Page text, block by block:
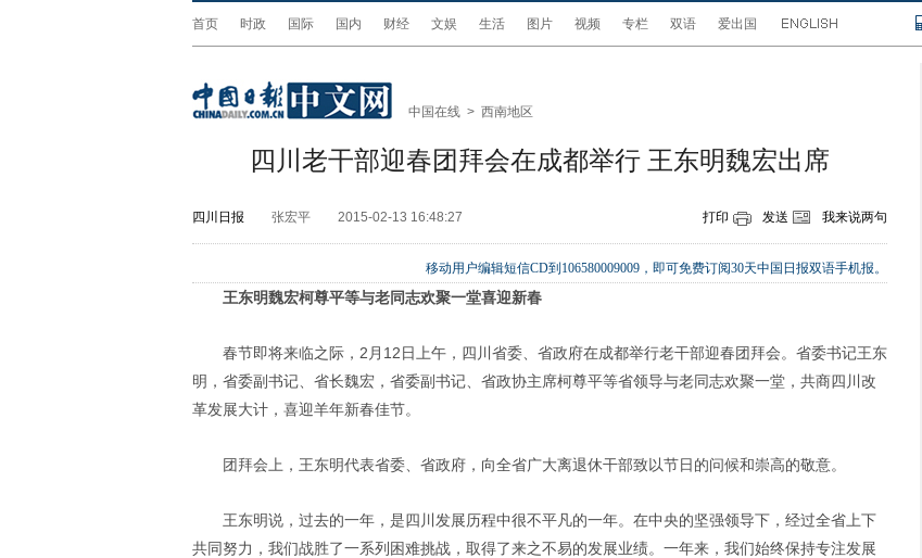
首页 时政 国际 国内 财经 文娱 生活 图片 视频 专栏 双语 爱出国
中国在线 > 西南地区
四川老干部迎春团拜会在成都举行 王东明魏宏出席
四川日报 张宏平 2015-02-13 16:48:27 打印 发送 我来说两句
移动用户编辑短信CD到106580009009，即可免费订阅30天中国日报双语手机报。
王东明魏宏柯尊平等与老同志欢聚一堂喜迎新春
春节即将来临之际，2月12日上午，四川省委、省政府在成都举行老干部迎春团拜会。省委书记王东
明，省委副书记、省长魏宏，省委副书记、省政协主席柯尊平等省领导与老同志欢聚一堂，共商四川改
革发展大计，喜迎羊年新春佳节。
团拜会上，王东明代表省委、省政府，向全省广大离退休干部致以节日的问候和崇高的敬意。
王东明说，过去的一年，是四川发展历程中很不平凡的一年。在中央的坚强领导下，经过全省上下
共同努力，我们战胜了一系列困难挑战，取得了来之不易的发展业绩。一年来，我们始终保持专注发展